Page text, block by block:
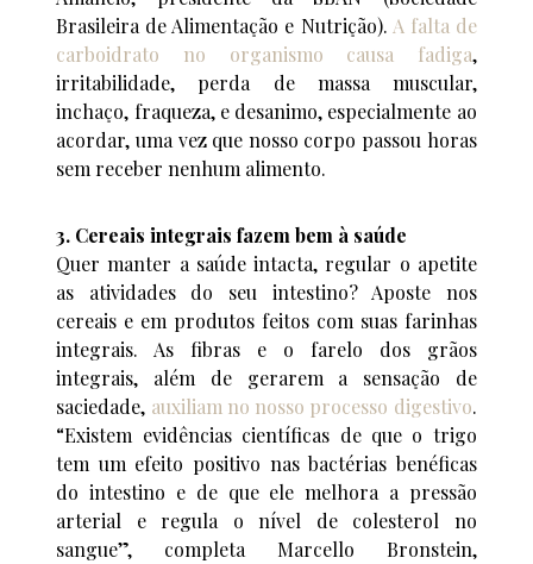
Brasileira de Alimentação e Nutrição). A falta de
carboidrato no organismo causa fadiga,
irritabilidade, perda de massa muscular,
inchaço, fraqueza, e desanimo, especialmente ao
acordar, uma vez que nosso corpo passou horas
sem receber nenhum alimento.
3. Cereais integrais fazem bem à saúde
Quer manter a saúde intacta, regular o apetite
as atividades do seu intestino? Aposte nos
cereais e em produtos feitos com suas farinhas
integrais. As fibras e o farelo dos grãos
integrais, além de gerarem a sensação de
saciedade, auxiliam no nosso processo digestivo.
“Existem evidências científicas de que o trigo
tem um efeito positivo nas bactérias benéficas
do intestino e de que ele melhora a pressão
arterial e regula o nível de colesterol no
sangue”, completa Marcello Bronstein,